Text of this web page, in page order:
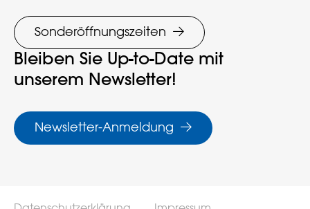
Sonderöffnungszeiten
Bleiben Sie Up-to-Date mit
unserem Newsletter!
Newsletter-Anmeldung